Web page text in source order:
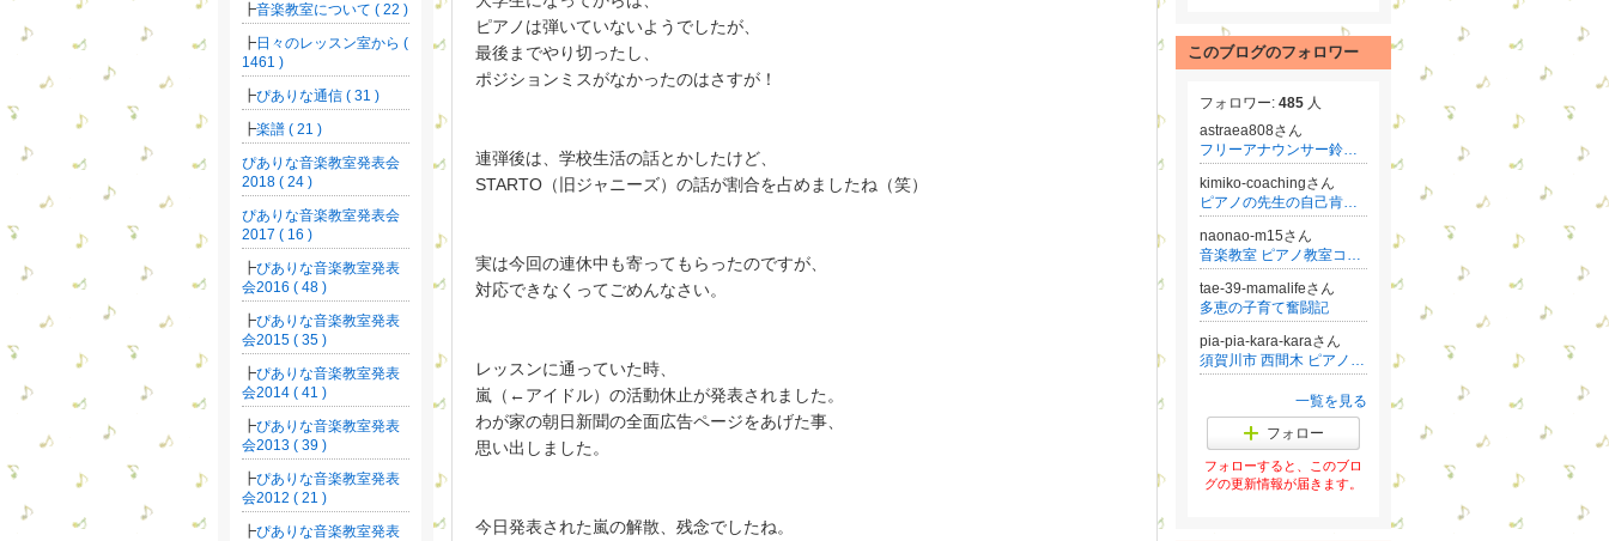
ピアノは弾いていないようでしたが、
最後までやり切ったし、
ポジションミスがなかったのはさすが！
連弾後は、学校生活の話とかしたけど、
STARTO（旧ジャニーズ）の話が割合を占めましたね（笑）
実は今回の連休中も寄ってもらったのですが、
対応できなくってごめんなさい。
レッスンに通っていた時、
嵐（←アイドル）の活動休止が発表されました。
わが家の朝日新聞の全面広告ページをあげた事、
思い出しました。
今日発表された嵐の解散、残念でしたね。
音楽教室について ( 22 )
日々のレッスン室から (
1461 )
ぴありな通信 ( 31 )
楽譜 ( 21 )
ぴありな音楽教室発表会
2018 ( 24 )
ぴありな音楽教室発表会
2017 ( 16 )
ぴありな音楽教室発表
会2016 ( 48 )
ぴありな音楽教室発表
会2015 ( 35 )
ぴありな音楽教室発表
会2014 ( 41 )
ぴありな音楽教室発表
会2013 ( 39 )
ぴありな音楽教室発表
会2012 ( 21 )
ぴありな音楽教室発表
このブログのフォロワー
フォロワー: 485 人
astraea808さん
フリーアナウンサー鈴木真由美のことだまの力で夢を叶える方法♡
kimiko-coachingさん
ピアノの先生の自己肯定感を高めるマインドコーチ 若松貴美子
naonao-m15さん
音楽教室 ピアノ教室コンサルタント 真下直子/０〜3歳のレッスンずむずむ®︎認定講師講座主宰
tae-39-mamalifeさん
多恵の子育て奮闘記
pia-pia-kara-karaさん
須賀川市 西間木 ピアノ教室・エレクトーン教室
一覧を見る
フォロー
フォローすると、このブロ
グの更新情報が届きます。